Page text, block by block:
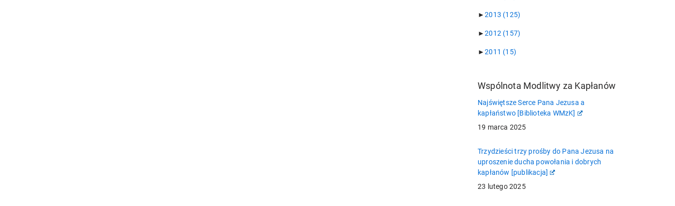
►2013 (125)
►2012 (157)
►2011 (15)
Wspólnota Modlitwy za Kapłanów
Najświętsze Serce Pana Jezusa a
kapłaństwo [Biblioteka WMzK]
19 marca 2025
Trzydzieści trzy prośby do Pana Jezusa na
uproszenie ducha powołania i dobrych
kapłanów [publikacja]
23 lutego 2025